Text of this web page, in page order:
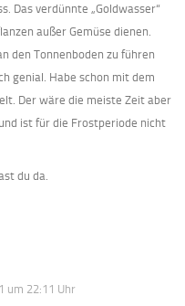
Das verdünnte „Goldwasser“
außer Gemüse dienen.
den Tonnenboden zu führen
genial. Habe schon mit dem
Der wäre die meiste Zeit aber
ist für die Frostperiode nicht
du da.
um 22:11 Uhr